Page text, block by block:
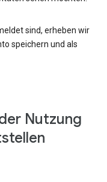
sind, erheben wir
speichern und als
Nutzung